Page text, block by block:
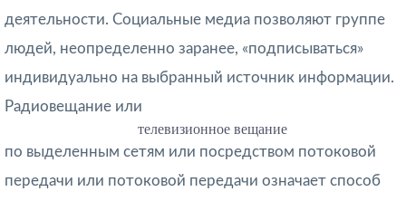
деятельности. Социальные медиа позволяют группе
людей, неопределенно заранее, «подписываться»
индивидуально на выбранный источник информации.
Радиовещание или
телевизионное вещание
по выделенным сетям или посредством потоковой
передачи или потоковой передачи означает способ